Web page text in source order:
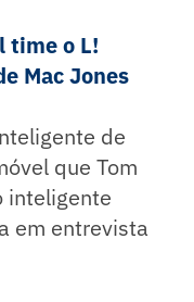
time o L!
Mac Jones
de
que Tom
inteligente
em entrevista